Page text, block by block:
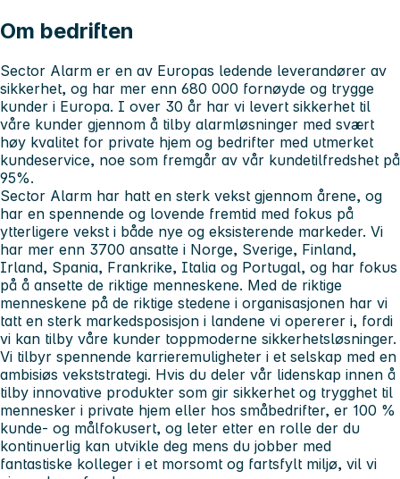
Om bedriften
Sector Alarm er en av Europas ledende leverandører av
sikkerhet, og har mer enn 680 000 fornøyde og trygge
kunder i Europa. I over 30 år har vi levert sikkerhet til
våre kunder gjennom å tilby alarmløsninger med svært
høy kvalitet for private hjem og bedrifter med utmerket
kundeservice, noe som fremgår av vår kundetilfredshet på
95%.
Sector Alarm har hatt en sterk vekst gjennom årene, og
har en spennende og lovende fremtid med fokus på
ytterligere vekst i både nye og eksisterende markeder. Vi
har mer enn 3700 ansatte i Norge, Sverige, Finland,
Irland, Spania, Frankrike, Italia og Portugal, og har fokus
på å ansette de riktige menneskene. Med de riktige
menneskene på de riktige stedene i organisasjonen har vi
tatt en sterk markedsposisjon i landene vi opererer i, fordi
vi kan tilby våre kunder toppmoderne sikkerhetsløsninger.
Vi tilbyr spennende karrieremuligheter i et selskap med en
ambisiøs vekststrategi. Hvis du deler vår lidenskap innen å
tilby innovative produkter som gir sikkerhet og trygghet til
mennesker i private hjem eller hos småbedrifter, er 100 %
kunde- og målfokusert, og leter etter en rolle der du
kontinuerlig kan utvikle deg mens du jobber med
fantastiske kolleger i et morsomt og fartsfylt miljø, vil vi